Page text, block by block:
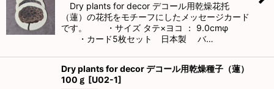
Dry plants for decor デコール用乾燥花托
（蓮）の花托をモチーフにしたメッセージカード
です。 ・サイズ タテ×ヨコ ： 9.0cmφ
・カード5枚セット 日本製 バ…
Dry plants for decor デコール用乾燥種子（蓮）
100ｇ [U02-1]